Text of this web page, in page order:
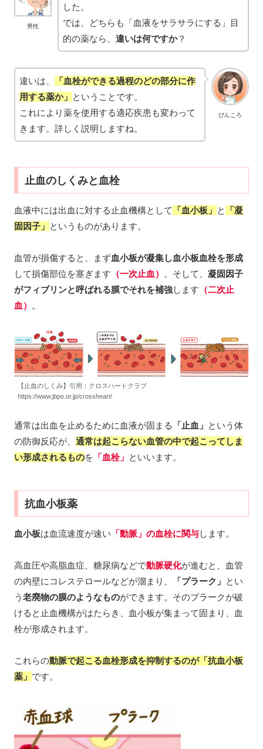
男性
した。
では、どちらも「血液をサラサラにする」目
的の薬なら、 違いは何ですか？
ぴんころ
違いは、
「血栓ができる過程のどの部分に作
用する薬か」 ということです。
これにより薬を使用する適応疾患も変わって
きます。詳しく説明しますね。
止血のしくみと血栓
血液中には出血に対する止血機構として 「血小板」 と
「凝
固因子」 というものがあります。
血管が損傷すると、まず血小板が凝集し血小板血栓を形成
して損傷部位を塞ぎます （一次止血） 。そして、 凝固因子
がフィブリンと呼ばれる膜でそれを補強します （二次止
血）
。
【止血のしくみ】引用：クロスハートクラブ
https://www.jbpo.or.jp/crossheart/
通常は出血を止めるために血液が固まる 「止血」 という体
の防御反応が、 通常は起こらない血管の中で起こってしま
い形成されるものを 「血栓」 といいます。
抗血小板薬
血小板は血流速度が速い 「動脈」の血栓に関与します。
高血圧や高脂血症、糖尿病などで動脈硬化が進むと、血管
の内壁にコレステロールなどが溜まり、
「プラーク」 とい
う 老廃物の膜のようなものができます。そのプラークが破
けると止血機構がはたらき、血小板が集まって固まり、血
栓が形成されます。
これらの動脈で起こる血栓形成を抑制するのが「抗血小板
薬」 です。